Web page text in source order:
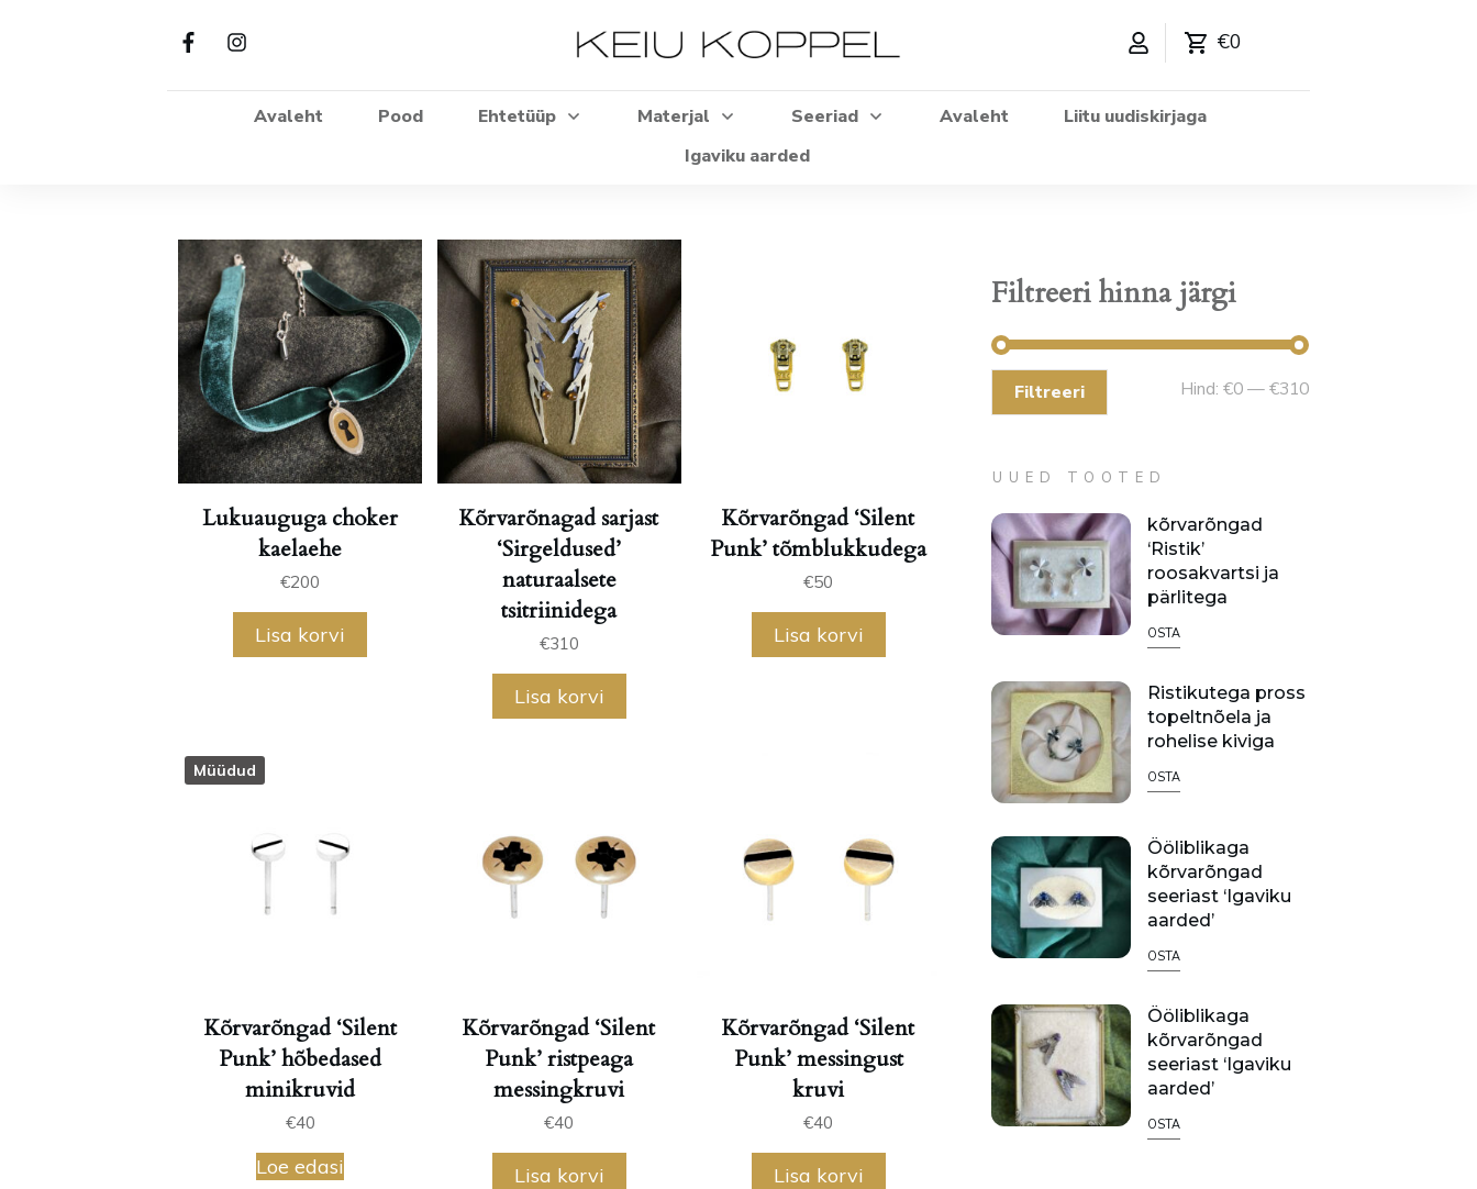
€0
Avaleht Pood Ehtetüüp Materjal Seeriad Avaleht
Liitu uudiskirjaga
Igaviku aarded
Lukuauguga choker
kaelaehe
€200
Lisa korvi
Kõrvarõnagad sarjast
‘Sirgeldused’
naturaalsete
tsitriinidega
€310
Lisa korvi
Kõrvarõngad ‘Silent
Punk’ tõmblukkudega
€50
Lisa korvi
Müüdud
Kõrvarõngad ‘Silent
Punk’ hõbedased
minikruvid
€40
Loe edasi
Kõrvarõngad ‘Silent
Punk’ ristpeaga
messingkruvi
€40
Lisa korvi
Kõrvarõngad ‘Silent
Punk’ messingust
kruvi
€40
Lisa korvi
Filtreeri hinna järgi
Minimaalne
Maksimaalne
Filtreeri Hind:€0—€310
UUED TOOTED
kõrvarõngad
‘Ristik’
roosakvartsi ja
pärlitega
OSTA
Ristikutega pross
topeltnõela ja
rohelise kiviga
OSTA
Ööliblikaga
kõrvarõngad
seeriast ‘Igaviku
aarded’
OSTA
Ööliblikaga
kõrvarõngad
seeriast ‘Igaviku
aarded’
OSTA